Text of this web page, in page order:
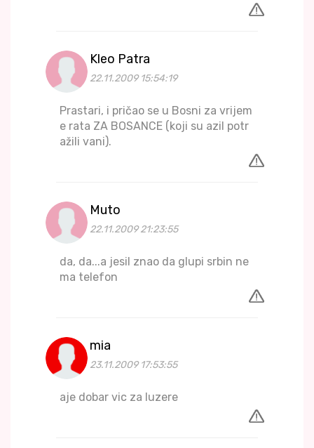
Kleo Patra
22.11.2009 15:54:19
Prastari, i pričao se u Bosni za vrijem
e rata ZA BOSANCE (koji su azil potr
ažili vani).
Muto
22.11.2009 21:23:55
da, da...a jesil znao da glupi srbin ne
ma telefon
mia
23.11.2009 17:53:55
aje dobar vic za luzere